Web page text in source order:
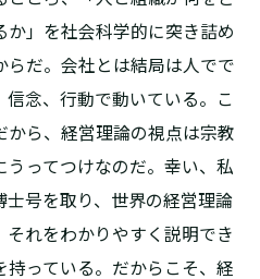
か」を社会科学的に突き詰め
らだ。会社とは結局は人でで
信念、行動で動いている。こ
から、経営理論の視点は宗教
うってつけなのだ。幸い、私
士号を取り、世界の経営理論
それをわかりやすく説明でき
持っている。だからこそ、経